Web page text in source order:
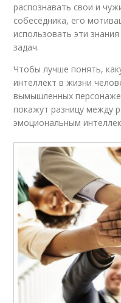
распознавать свои и
собеседника, его
использовать эти
задач.
Чтобы лучше понять,
интеллект в жизни
вымышленных
покажут разницу между
эмоциональным